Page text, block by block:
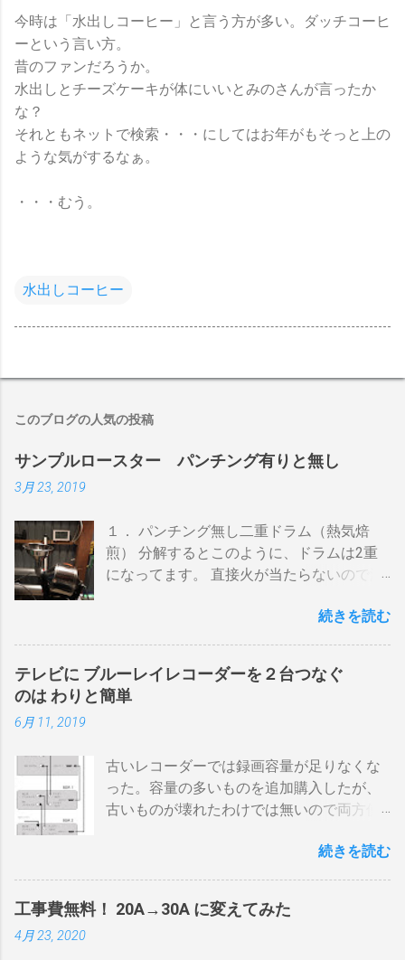
今時は「水出しコーヒー」と言う方が多い。ダッチコーヒ
ーという言い方。
昔のファンだろうか。
水出しとチーズケーキが体にいいとみのさんが言ったか
な？
それともネットで検索・・・にしてはお年がもそっと上の
ような気がするなぁ。
・・・むう。
水出しコーヒー
このブログの人気の投稿
サンプルロースター パンチング有りと無し
3月 23, 2019
１． パンチング無し二重ドラム（熱気焙
煎） 分解するとこのように、ドラムは2重
になってます。 直接火が当たらないので温
温度計が使える（ドラム内の温度が測れ
ドラムだから熱伝導に時間がかかる） 多少
の蓄熱効果はある チャフが飛び散らない 焙
煎中、外気温や風による温度変化は殆どな
げても即座に反応しない ガスコンロでは熱
量に限界があり１ハゼ８分以内でなら200g
前後が限界。 300g以上はガスコンロの強火
煎は無理。 外側ドラム→空気層→内側ドラ
ムの順で熱が伝わるので、温度変化には時
間がかかります。それを予測したうえでの
煎りあがりのタイミングを考慮しなくては
続きを読む
テレビに ブルーレイレコーダーを２台つなぐ
のは わりと簡単
6月 11, 2019
古いレコーダーでは録画容量が足りなくな
った。容量の多いものを追加購入したが、
古いものが壊れたわけでは無いので両方使
利用する） アンテナ→BDR２→BDR１→テ
「 BDR 」と略します。 アンテナ信号は、
それぞれのアンテナ入力から出力へと繰り
続きを読む
工事費無料！ 20A→30A に変えてみた
4月 23, 2020